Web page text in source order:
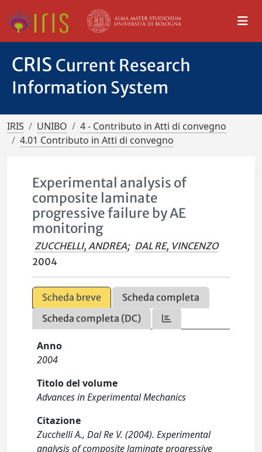
CRIS Current Research
Information System
IRIS UNIBO
4 - Contributo in Atti di convegno
4.01 Contributo in Atti di convegno
Experimental analysis of
composite laminate
progressive failure by AE
monitoring
ZUCCHELLI, ANDREA; DAL RE, VINCENZO
2004
Scheda breve
Scheda completa
Scheda completa (DC)
Anno
2004
Titolo del volume
Advances in Experimental Mechanics
Citazione
Zucchelli A., Dal Re V. (2004). Experimental
analysis of composite laminate progressive